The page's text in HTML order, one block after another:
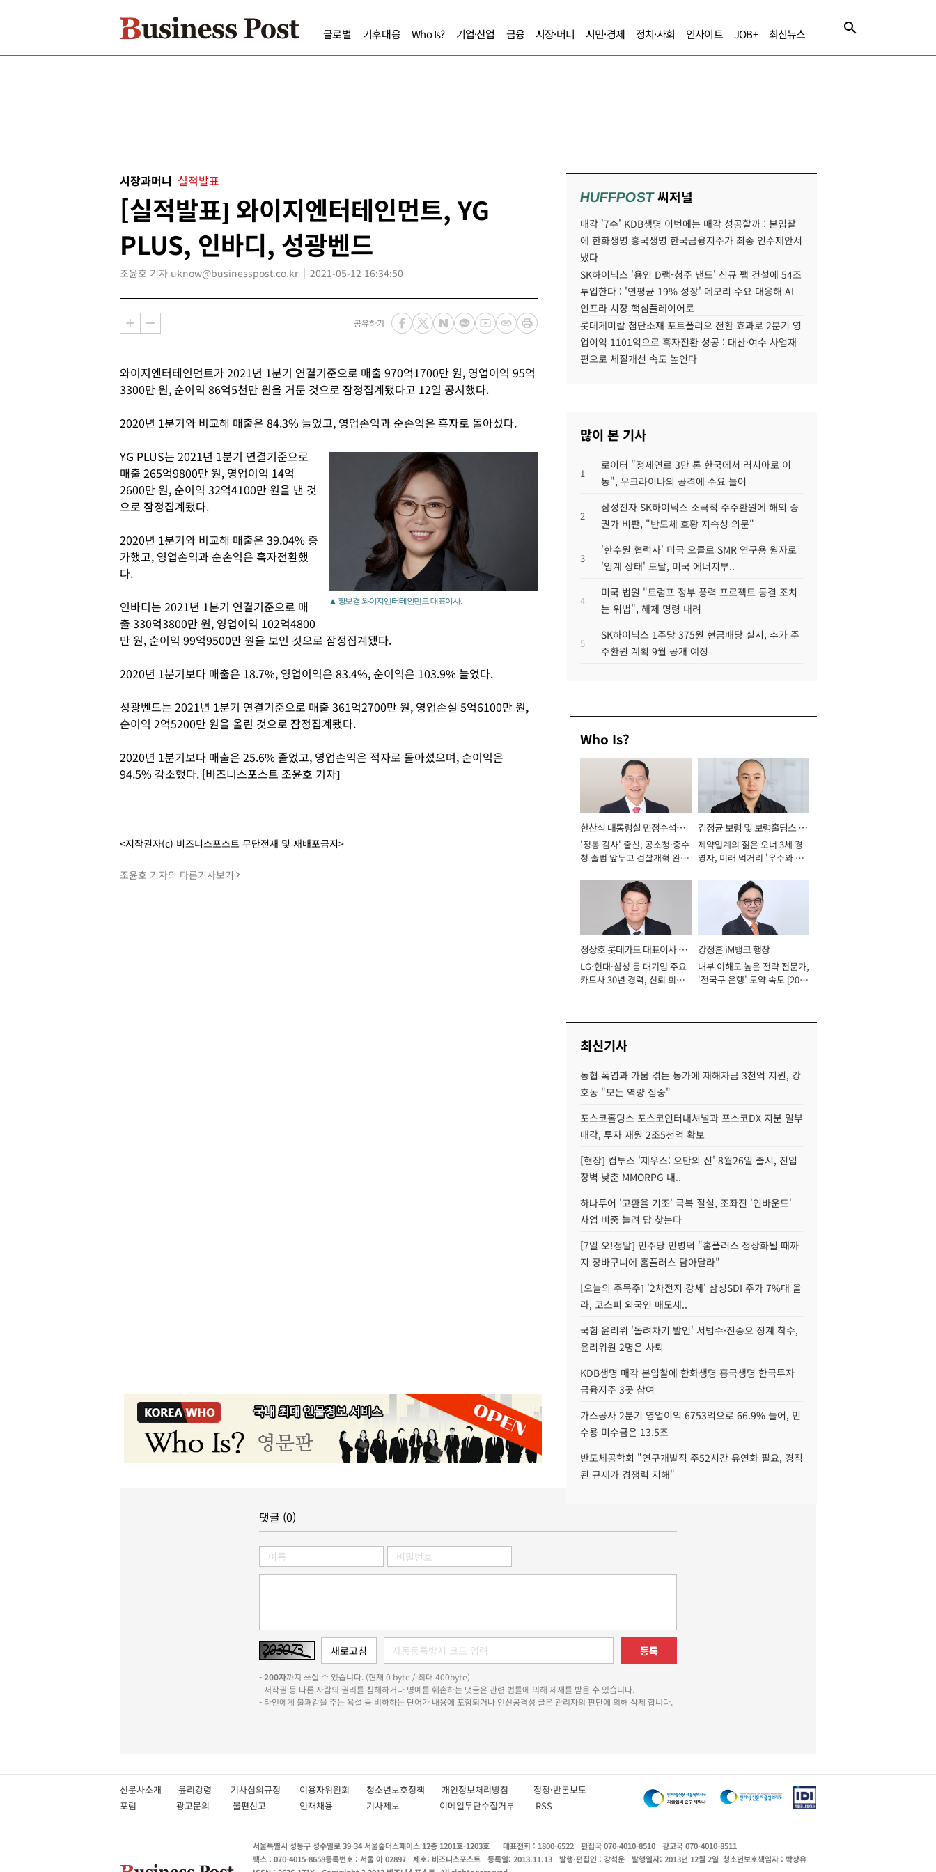
글로벌 기후대응 Who Is? 기업·산업 금융 시장·머니 시민·경제 정치·사회 인사이트 JOB+ 최신뉴스
시장과머니 실적발표
[실적발표] 와이지엔터테인먼트, YG
PLUS, 인바디, 성광벤드
조윤호 기자 uknow@businesspost.co.kr 2021-05-12 16:34:50
공유하기
와이지엔터테인먼트가 2021년 1분기 연결기준으로 매출 970억1700만 원, 영업이익 95억
3300만 원, 순이익 86억5천만 원을 거둔 것으로 잠정집계됐다고 12일 공시했다.
2020년 1분기와 비교해 매출은 84.3% 늘었고, 영업손익과 순손익은 흑자로 돌아섰다.
▲ 황보경 와이지엔터테인먼트 대표이사.
YG PLUS는 2021년 1분기 연결기준으로
매출 265억9800만 원, 영업이익 14억
2600만 원, 순이익 32억4100만 원을 낸 것
으로 잠정집계됐다.
2020년 1분기와 비교해 매출은 39.04% 증
가했고, 영업손익과 순손익은 흑자전환했
다.
인바디는 2021년 1분기 연결기준으로 매
출 330억3800만 원, 영업이익 102억4800
만 원, 순이익 99억9500만 원을 보인 것으로 잠정집계됐다.
2020년 1분기보다 매출은 18.7%, 영업이익은 83.4%, 순이익은 103.9% 늘었다.
성광벤드는 2021년 1분기 연결기준으로 매출 361억2700만 원, 영업손실 5억6100만 원,
순이익 2억5200만 원을 올린 것으로 잠정집계됐다.
2020년 1분기보다 매출은 25.6% 줄었고, 영업손익은 적자로 돌아섰으며, 순이익은
94.5% 감소했다. [비즈니스포스트 조윤호 기자]
<저작권자(c) 비즈니스포스트 무단전재 및 재배포금지>
조윤호 기자의 다른기사보기
HUFFPOST씨저널
매각 '7수' KDB생명 이번에는 매각 성공할까 : 본입찰
에 한화생명 흥국생명 한국금융지주가 최종 인수제안서
냈다
SK하이닉스 '용인 D램-청주 낸드' 신규 팹 건설에 54조
투입한다 : '연평균 19% 성장' 메모리 수요 대응해 AI
인프라 시장 핵심플레이어로
롯데케미칼 첨단소재 포트폴리오 전환 효과로 2분기 영
업이익 1101억으로 흑자전환 성공 : 대산·여수 사업재
편으로 체질개선 속도 높인다
많이 본 기사
1
로이터 "정제연료 3만 톤 한국에서 러시아로 이
동", 우크라이나의 공격에 수요 늘어
2
삼성전자 SK하이닉스 소극적 주주환원에 해외 증
권가 비판, "반도체 호황 지속성 의문"
3
'한수원 협력사' 미국 오클로 SMR 연구용 원자로
'임계 상태' 도달, 미국 에너지부..
4
미국 법원 "트럼프 정부 풍력 프로젝트 동결 조치
는 위법", 해제 명령 내려
5
SK하이닉스 1주당 375원 현금배당 실시, 추가 주
주환원 계획 9월 공개 예정
Who Is?
한찬식 대통령실 민정수석비
서관
'정통 검사' 출신, 공소청·중수
청 출범 앞두고 검찰개혁 완수
김정균 보령 및 보령홀딩스 대
표이사 사장
제약업계의 젊은 오너 3세 경
영자, 미래 먹거리 '우주와 헬
정상호 롯데카드 대표이사 사
장
LG·현대·삼성 등 대기업 주요
카드사 30년 경력, 신뢰 회복
강정훈 iM뱅크 행장
내부 이해도 높은 전략 전문가,
'전국구 은행' 도약 속도 [2026
최신기사
농협 폭염과 가뭄 겪는 농가에 재해자금 3천억 지원, 강
호동 "모든 역량 집중"
포스코홀딩스 포스코인터내셔널과 포스코DX 지분 일부
매각, 투자 재원 2조5천억 확보
[현장] 컴투스 '제우스: 오만의 신' 8월26일 출시, 진입
장벽 낮춘 MMORPG 내..
하나투어 '고환율 기조' 극복 절실, 조좌진 '인바운드'
사업 비중 늘려 답 찾는다
[7일 오!정말] 민주당 민병덕 "홈플러스 정상화될 때까
지 장바구니에 홈플러스 담아달라"
[오늘의 주목주] '2차전지 강세' 삼성SDI 주가 7%대 올
라, 코스피 외국인 매도세..
국힘 윤리위 '돌려차기 발언' 서범수·진종오 징계 착수,
윤리위원 2명은 사퇴
KDB생명 매각 본입찰에 한화생명 흥국생명 한국투자
금융지주 3곳 참여
가스공사 2분기 영업이익 6753억으로 66.9% 늘어, 민
수용 미수금은 13.5조
반도체공학회 "연구개발직 주52시간 유연화 필요, 경직
된 규제가 경쟁력 저해"
댓글 (0)
등록
-200자까지 쓰실 수 있습니다. (현재 0 byte / 최대 400byte)
- 저작권 등 다른 사람의 권리를 침해하거나 명예를 훼손하는 댓글은 관련 법률에 의해 제재를 받을 수 있습니다.
- 타인에게 불쾌감을 주는 욕설 등 비하하는 단어가 내용에 포함되거나 인신공격성 글은 관리자의 판단에 의해 삭제 합니다.
신문사소개 윤리강령 기사심의규정 이용자위원회 청소년보호정책 개인정보처리방침 정정·반론보도
포럼
광고문의 불편신고 인재채용 기사제보 이메일무단수집거부 RSS
서울특별시 성동구 성수일로 39-34 서울숲더스페이스 12층 1201호-1203호 대표전화 : 1800-6522 편집국 070-4010-8510
광고국 070-4010-8511
팩스 : 070-4015-8658등록번호 : 서울 아 02897 제호: 비즈니스포스트 등록일: 2013.11.13 발행·편집인 : 강석운 발행일자: 2013년 12월 2일 청소년보호책임자 : 박상유